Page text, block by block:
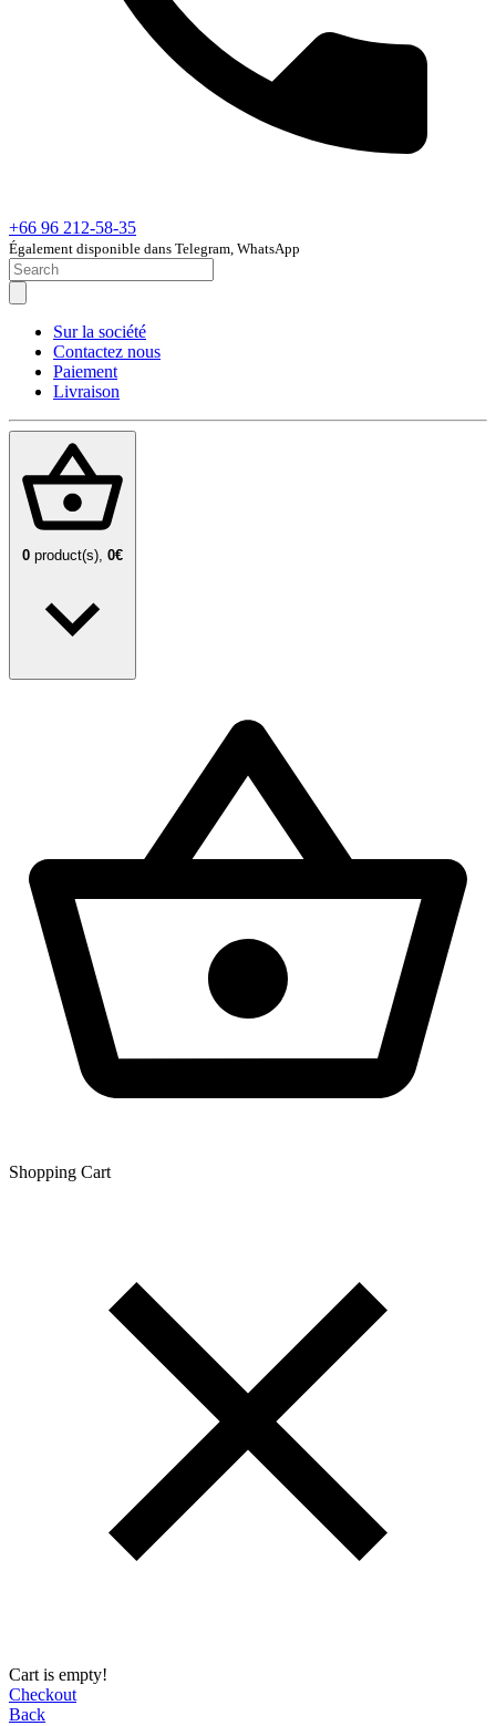
+66 96 212-58-35
Également disponible dans Telegram, WhatsApp
Sur la société
Contactez nous
Paiement
Livraison
0 product(s), 0€
Shopping Сart
Cart is empty!
Checkout
Back